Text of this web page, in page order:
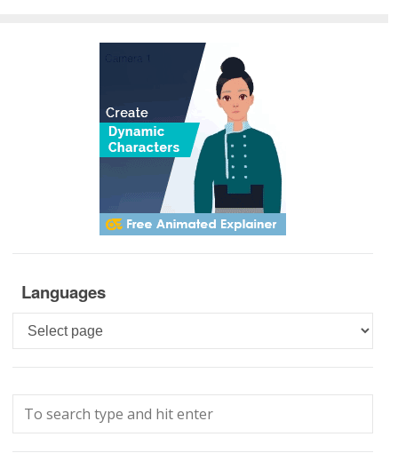
Languages
Languages